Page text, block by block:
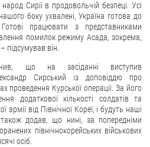
Сирії в продовольчій безпеці. Усі
боку ухвалені, Україна готова до
працювати з представниками
помилок режиму Асада, зокрема,
підсумував він.
що на засіданні виступив
Сирський із доповіддю про
проведення Курської операції. За його
додаткової кількості солдатів та
армії від Північної Кореї, і будуть наші
також додав, що нині, за попередніми
північнокорейських військових
осіб.